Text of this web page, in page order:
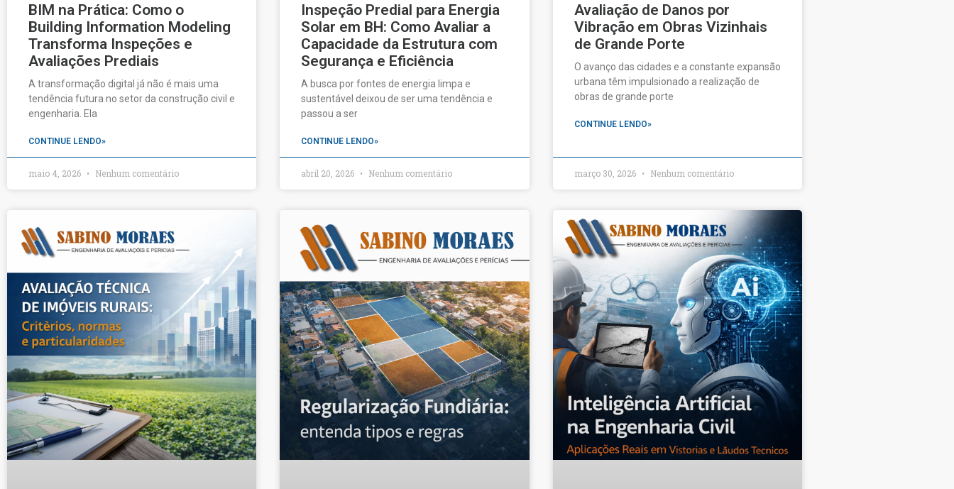
BIM na Prática: Como o
Building Information Modeling
Transforma Inspeções e
Avaliações Prediais
A transformação digital já não é mais uma
tendência futura no setor da construção civil e
engenharia. Ela
CONTINUE LENDO»
maio 4, 2026 Nenhum comentário
Inspeção Predial para Energia
Solar em BH: Como Avaliar a
Capacidade da Estrutura com
Segurança e Eficiência
A busca por fontes de energia limpa e
sustentável deixou de ser uma tendência e
passou a ser
CONTINUE LENDO»
abril 20, 2026 Nenhum comentário
Avaliação de Danos por
Vibração em Obras Vizinhais
de Grande Porte
O avanço das cidades e a constante expansão
urbana têm impulsionado a realização de
obras de grande porte
CONTINUE LENDO»
março 30, 2026 Nenhum comentário